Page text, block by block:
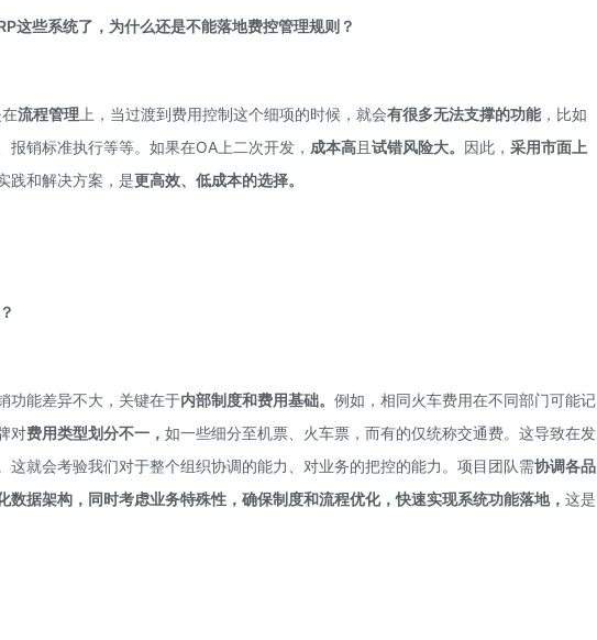
这些系统了，为什么还是不能落地费控管理规则？
流程管理 上，当过渡到费用控制这个细项的时候，就会有很多无法支撑的功能，比如
报销标准执行等等。如果在OA上二次开发， 成本高且试错风险大。 因此，采用市面上
践和解决方案，是更高效、低成本的选择。
功能差异不大，关键在于内部制度和费用基础。例如，相同火车费用在不同部门可能记
对费用类型划分不一，如一些细分至机票、火车票，而有的仅统称交通费。这导致在发
这就会考验我们对于整个组织协调的能力、对业务的把控的能力。项目团队需协调各品
数据架构，同时考虑业务特殊性，确保制度和流程优化，快速实现系统功能落地，这是